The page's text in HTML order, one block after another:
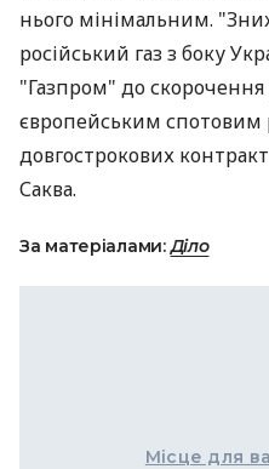
нього мінімальним.
російський газ з боку
"Газпром" до
європейським
довгострокових
Саква.
За матеріалами:Діло
Місце для